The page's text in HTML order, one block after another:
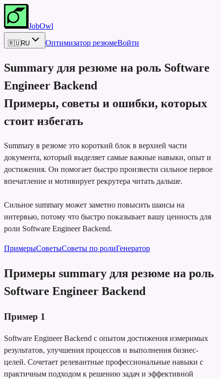
JobOwl
🇷🇺RU Оптимизатор резюмеВойти
Summary для резюме на роль Software
Engineer Backend
Примеры, советы и ошибки, которых
стоит избегать
Summary в резюме это короткий блок в верхней части
документа, который выделяет самые важные навыки, опыт и
достижения. Он помогает быстро произвести сильное первое
впечатление и мотивирует рекрутера читать дальше.
Сильное summary может заметно повысить шансы на
интервью, потому что быстро показывает вашу ценность для
роли Software Engineer Backend.
ПримерыСоветыСоветы по ролиГенератор
Примеры summary для резюме на роль
Software Engineer Backend
Пример 1
Software Engineer Backend с опытом достижения измеримых
результатов, улучшения процессов и выполнения бизнес-
целей. Сочетает релевантные профессиональные навыки с
практичным подходом к решению задач и эффективной